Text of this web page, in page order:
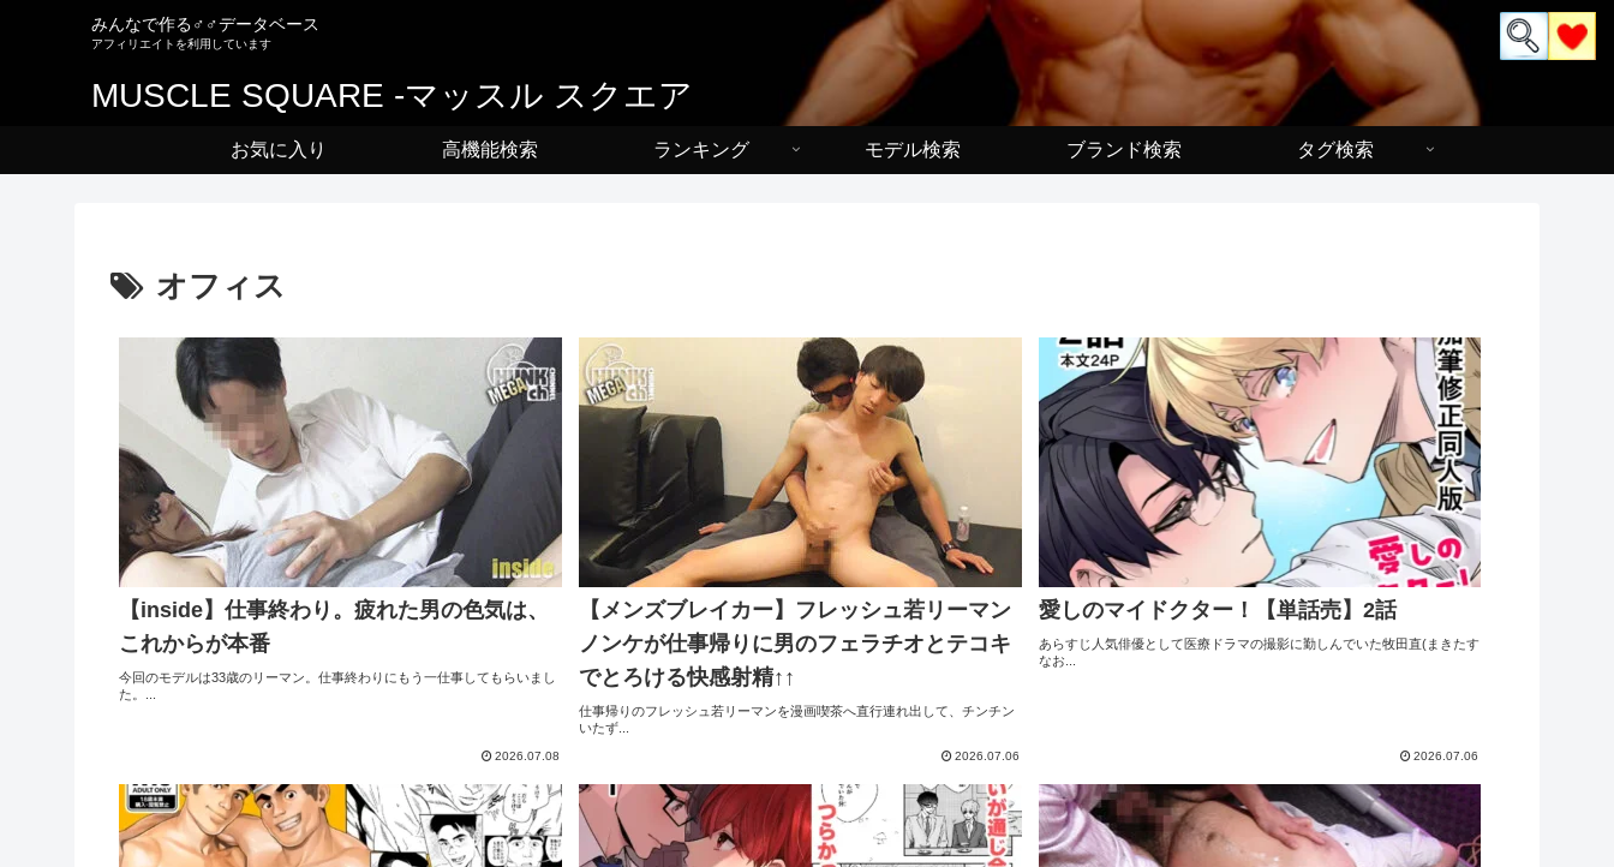
みんなで作る♂♂データベース
MUSCLE SQUARE -マッスル スクエア
お気に入り 高機能検索 ランキング モデル検索 ブランド検索 タグ検索
オフィス
【inside】仕事終わり。疲れた男の色気は、
これからが本番
今回のモデルは33歳のリーマン。仕事終わりにもう一仕事してもらいまし
た。...
2026.07.08
【メンズブレイカー】フレッシュ若リーマン
ノンケが仕事帰りに男のフェラチオとテコキ
でとろける快感射精↑↑
仕事帰りのフレッシュ若リーマンを漫画喫茶へ直行連れ出して、チンチン
いたず...
2026.07.06
愛しのマイドクター！【単話売】2話
あらすじ人気俳優として医療ドラマの撮影に勤しんでいた牧田直(まきたす
なお...
2026.07.06